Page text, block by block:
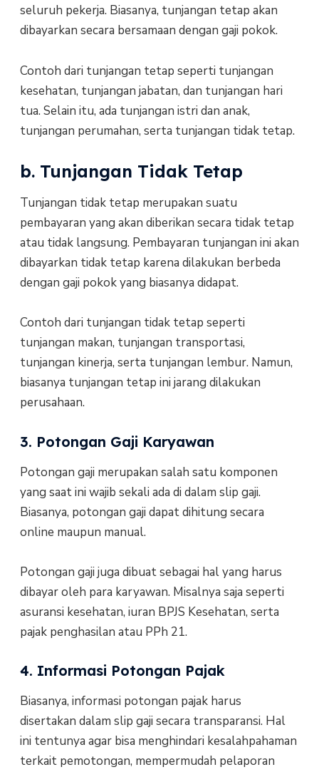
seluruh pekerja. Biasanya, tunjangan tetap akan
dibayarkan secara bersamaan dengan gaji pokok.
Contoh dari tunjangan tetap seperti tunjangan
kesehatan, tunjangan jabatan, dan tunjangan hari
tua. Selain itu, ada tunjangan istri dan anak,
tunjangan perumahan, serta tunjangan tidak tetap.
b. Tunjangan Tidak Tetap
Tunjangan tidak tetap merupakan suatu
pembayaran yang akan diberikan secara tidak tetap
atau tidak langsung. Pembayaran tunjangan ini akan
dibayarkan tidak tetap karena dilakukan berbeda
dengan gaji pokok yang biasanya didapat.
Contoh dari tunjangan tidak tetap seperti
tunjangan makan, tunjangan transportasi,
tunjangan kinerja, serta tunjangan lembur. Namun,
biasanya tunjangan tetap ini jarang dilakukan
perusahaan.
3. Potongan Gaji Karyawan
Potongan gaji merupakan salah satu komponen
yang saat ini wajib sekali ada di dalam slip gaji.
Biasanya, potongan gaji dapat dihitung secara
online maupun manual.
Potongan gaji juga dibuat sebagai hal yang harus
dibayar oleh para karyawan. Misalnya saja seperti
asuransi kesehatan, iuran BPJS Kesehatan, serta
pajak penghasilan atau PPh 21.
4. Informasi Potongan Pajak
Biasanya, informasi potongan pajak harus
disertakan dalam slip gaji secara transparansi. Hal
ini tentunya agar bisa menghindari kesalahpahaman
terkait pemotongan, mempermudah pelaporan